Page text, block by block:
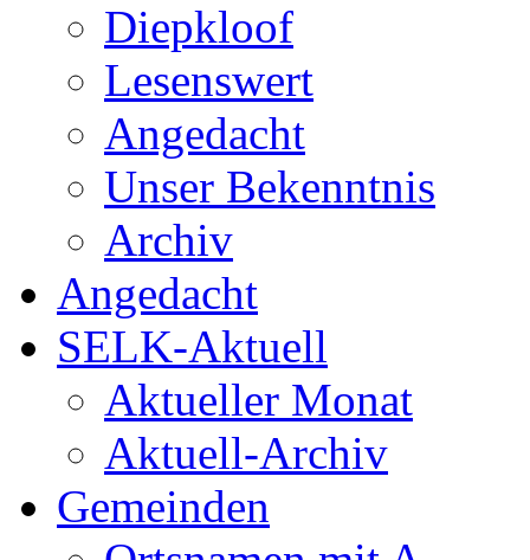
Diepkloof
Lesenswert
Angedacht
Unser Bekenntnis
Archiv
Angedacht
SELK-Aktuell
Aktueller Monat
Aktuell-Archiv
Gemeinden